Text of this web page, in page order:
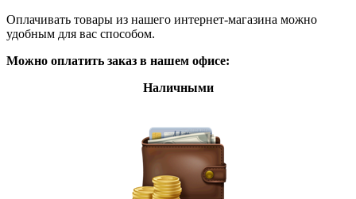
Оплачивать товары из нашего интернет-магазина можно
удобным для вас способом.
Можно оплатить заказ в нашем офисе:
Наличными